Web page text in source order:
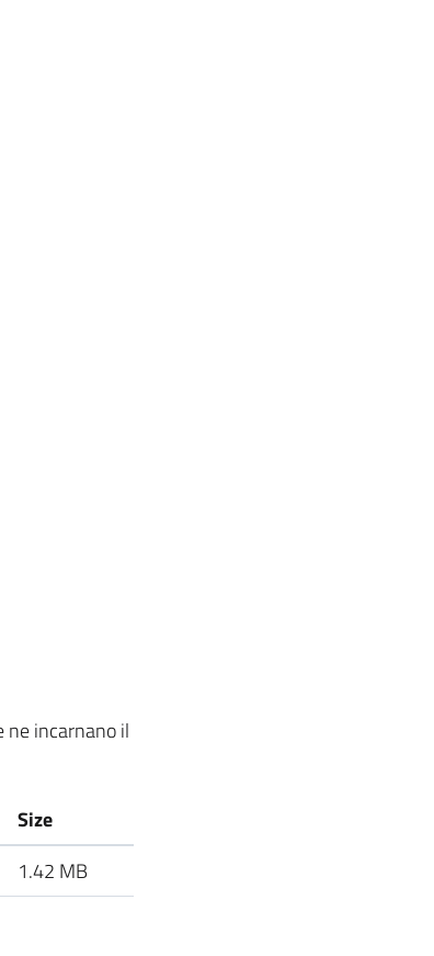
ne incarnano il
Size
1.42 MB